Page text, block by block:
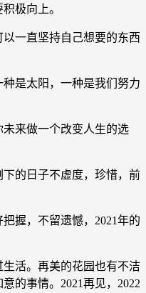
极向上。
以一直坚持自己想要的东西
是太阳，一种是我们努力
来做一个改变人生的选
下的日子不虚度，珍惜，前
握，不留遗憾，2021年的
活。再美的花园也有不洁
的事情。2021再见，2022